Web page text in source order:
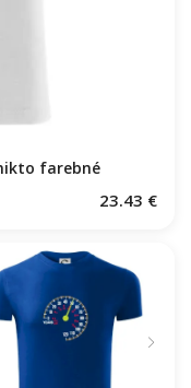
farebné
23.43 €